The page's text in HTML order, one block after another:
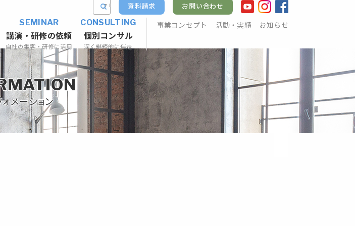
資料請求 お問い合わせ
SEMINAR
講演・研修の依頼
自社の集客・研修に活用
CONSULTING
個別コンサル
深く継続的に伴走
事業コンセプト 活動・実績 お知らせ
ォメーション